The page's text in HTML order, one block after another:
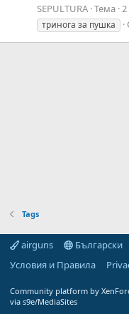
SEPULTURA Тема
тринога за пушка
Tags
airguns
Български
Условия и Правила
Community platform by
via s9e/MediaSites